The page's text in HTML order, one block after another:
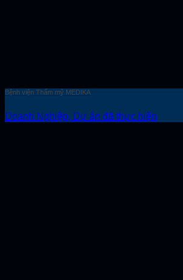
Bệnh viện Thẩm mỹ MEDIKA
Doanh Nghiệp, Dự án đã thực hiện